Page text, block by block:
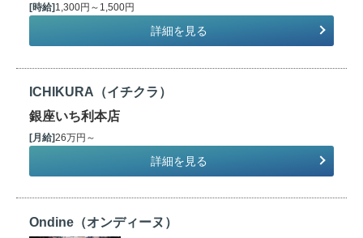
[時給] 1,300円～1,500円
詳細を見る
ICHIKURA（イチクラ）
銀座いち利本店
[月給]26万円～
詳細を見る
Ondine（オンディーヌ）